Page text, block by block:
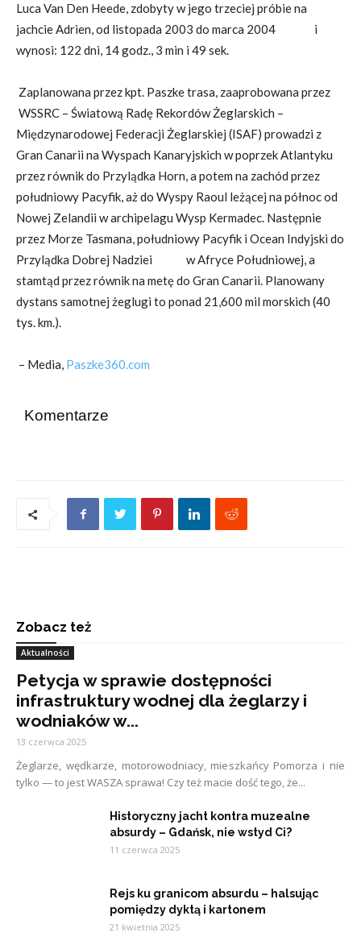
Luca Van Den Heede, zdobyty w jego trzeciej próbie na
jachcie Adrien, od listopada 2003 do marca 2004 i
wynosi: 122 dni, 14 godz., 3 min i 49 sek.
Zaplanowana przez kpt. Paszke trasa, zaaprobowana przez
WSSRC – Światową Radę Rekordów Żeglarskich –
Międzynarodowej Federacji Żeglarskiej (ISAF) prowadzi z
Gran Canarii na Wyspach Kanaryjskich w poprzek Atlantyku
przez równik do Przylądka Horn, a potem na zachód przez
południowy Pacyfik, aż do Wyspy Raoul leżącej na północ od
Nowej Zelandii w archipelagu Wysp Kermadec. Następnie
przez Morze Tasmana, południowy Pacyfik i Ocean Indyjski do
Przylądka Dobrej Nadziei w Afryce Południowej, a
stamtąd przez równik na metę do Gran Canarii. Planowany
dystans samotnej żeglugi to ponad 21,600 mil morskich (40
tys. km.).
– Media, Paszke360.com
Komentarze
Zobacz też
Aktualności
Petycja w sprawie dostępności
infrastruktury wodnej dla żeglarzy i
wodniaków w...
13 czerwca 2025
Żeglarze, wędkarze, motorowodniacy, mieszkańcy Pomorza i nie
tylko — to jest WASZA sprawa! Czy też macie dość tego, że...
Historyczny jacht kontra muzealne
absurdy – Gdańsk, nie wstyd Ci?
11 czerwca 2025
Rejs ku granicom absurdu – halsując
pomiędzy dyktą i kartonem
21 kwietnia 2025